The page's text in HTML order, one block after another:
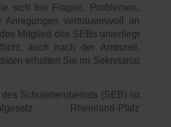
sich bei Fragen, Problemen,
Anregungen vertrauensvoll an
Mitglied des SEBs unterliegt
auch nach der Amtszeit.
erhalten Sie im Sekretariat
Schulelternbeirats (SEB) ist
Rheinland-Pfalz